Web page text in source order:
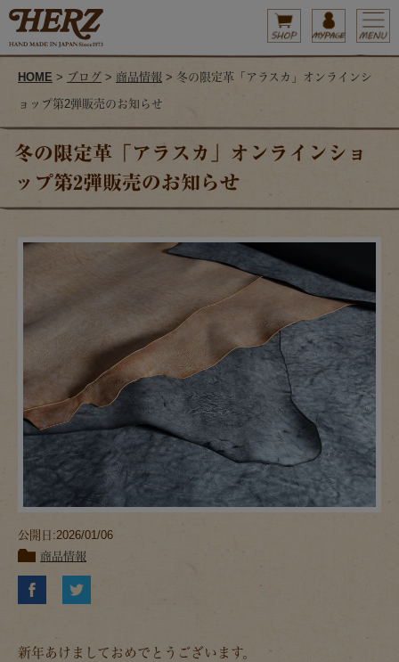
HOME > ブログ > 商品情報 > 冬の限定革「アラスカ」オンラインシ
ョップ第2弾販売のお知らせ
冬の限定革「アラスカ」オンラインショ
ップ第2弾販売のお知らせ
公開日:2026/01/06
商品情報
新年あけましておめでとうございます。